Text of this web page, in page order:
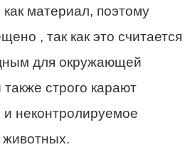
материал, поэтому
, так как это считается
для окружающей
строго карают
неконтролируемое
животных.